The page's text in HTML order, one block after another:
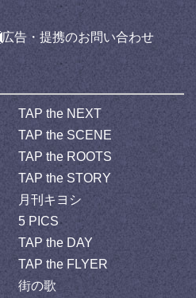
広告・提携のお問い合わせ
TAP the NEXT
TAP the SCENE
TAP the ROOTS
TAP the STORY
月刊キヨシ
5 PICS
TAP the DAY
TAP the FLYER
街の歌